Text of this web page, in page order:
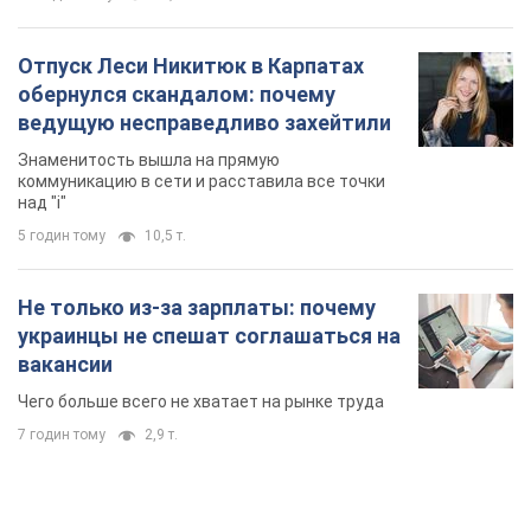
Отпуск Леси Никитюк в Карпатах
обернулся скандалом: почему
ведущую несправедливо захейтили
Знаменитость вышла на прямую
коммуникацию в сети и расставила все точки
над "i"
5 годин тому 10,5 т.
Не только из-за зарплаты: почему
украинцы не спешат соглашаться на
вакансии
Чего больше всего не хватает на рынке труда
7 годин тому 2,9 т.